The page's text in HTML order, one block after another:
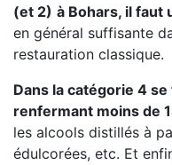
(et 2) à Bohars, il faut
en général suffisante
restauration classique.
Dans la catégorie 4
renfermant moins de
les alcools distillés à
édulcorées, etc. Et